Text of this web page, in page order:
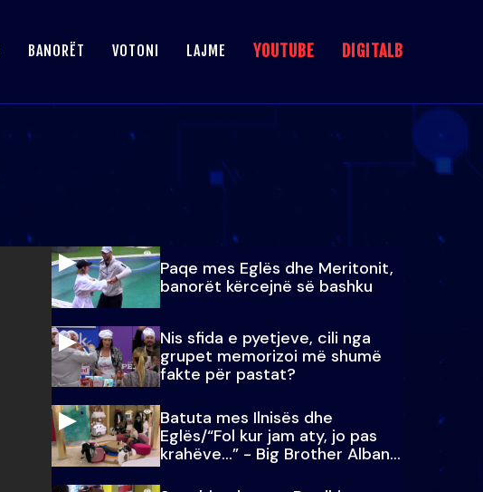
BANORËT VOTONI LAJME YOUTUBE DIGITALB
Paqe mes Eglës dhe Meritonit,
banorët kërcejnë së bashku
Nis sfida e pyetjeve, cili nga
grupet memorizoi më shumë
fakte për pastat?
Batuta mes Ilnisës dhe
Eglës/“Fol kur jam aty, jo pas
krahëve…” - Big Brother Albania
VIP 3